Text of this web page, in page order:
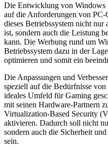
Die Entwicklung von Windows
auf die Anforderungen von
dieses Betriebssystem nicht
ist, sondern auch die Leistung
kann. Die Werbung rund um
Betriebssystem dazu in der
optimieren und somit ein
Die Anpassungen und
speziell auf die Bedürfnisse
ideales Umfeld für Gaming
mit seinen Hardware-Partnern
Virtualization-Based Security
aktivieren. Dadurch soll nicht
sondern auch die Sicherheit
sein.